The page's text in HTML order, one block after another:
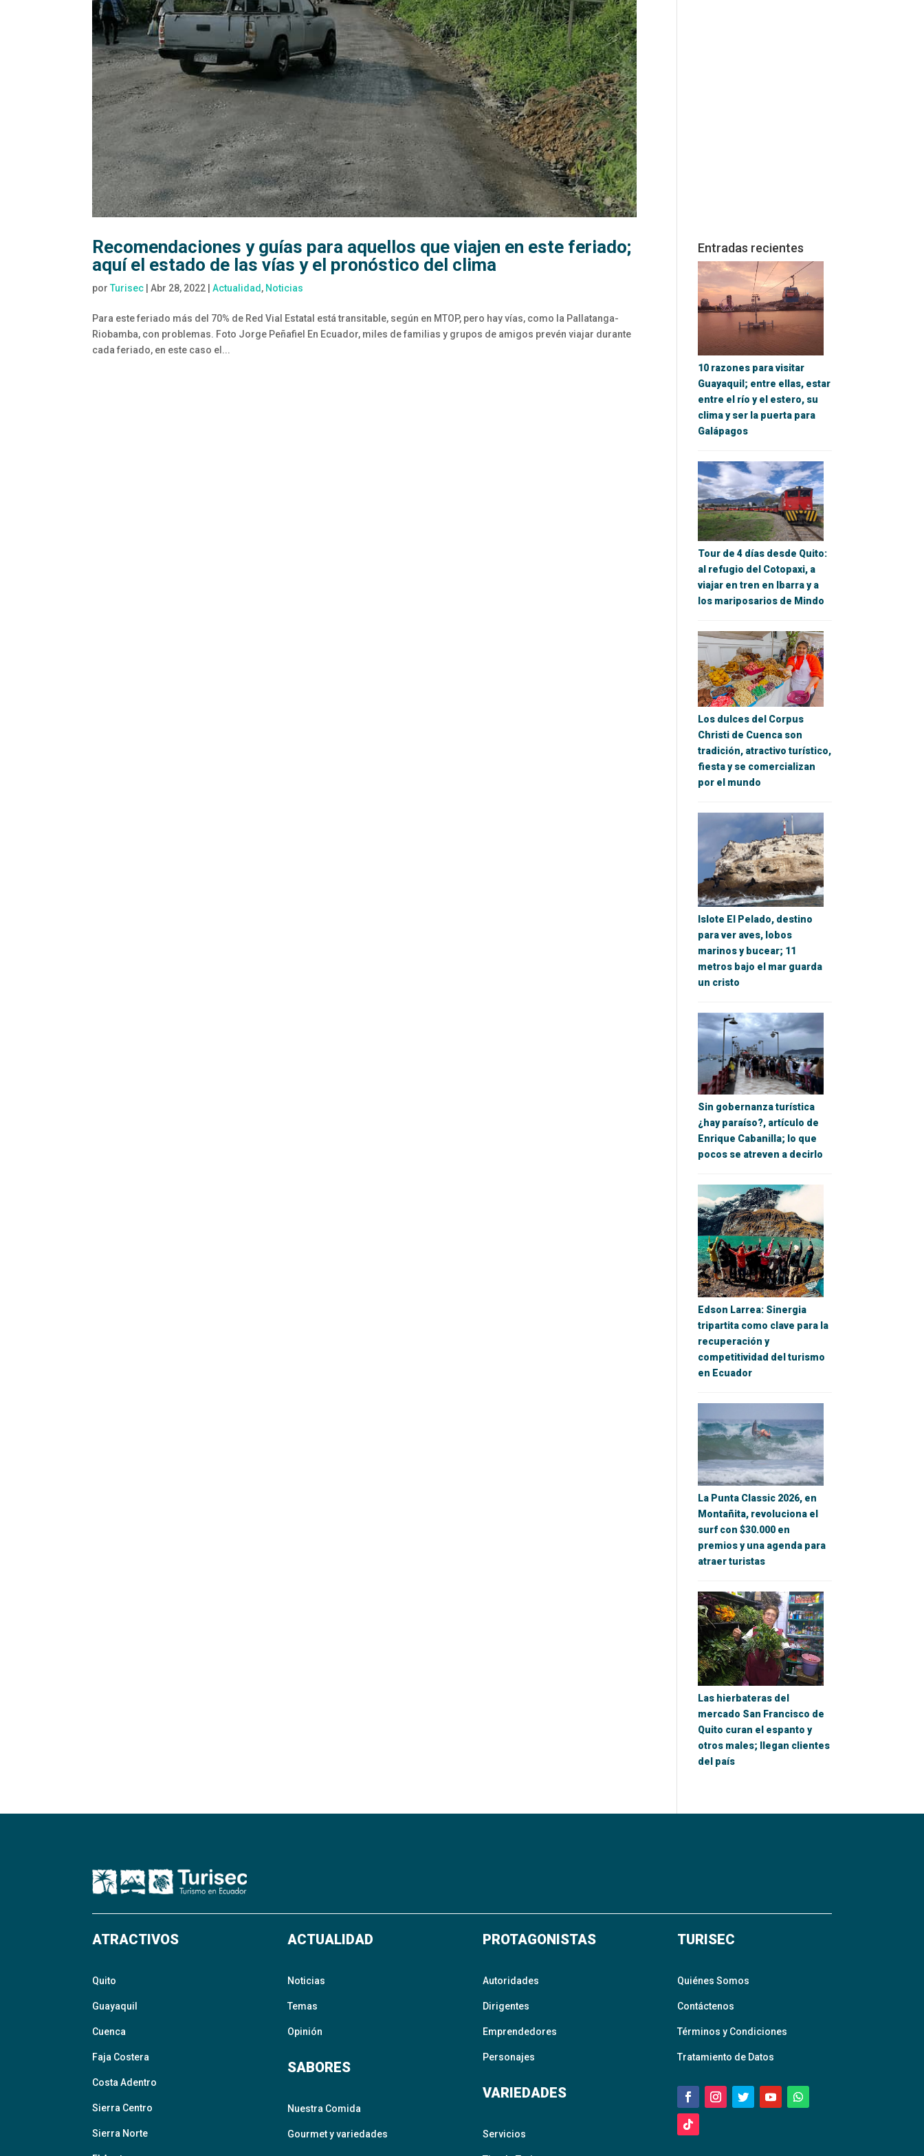
Recomendaciones y guías para aquellos que viajen en este feriado;
aquí el estado de las vías y el pronóstico del clima
porTurisec |Abr 28, 2022 |Actualidad, Noticias
Para este feriado más del 70% de Red Vial Estatal está transitable, según en MTOP, pero hay vías, como la Pallatanga-
Riobamba, con problemas. Foto Jorge Peñafiel En Ecuador, miles de familias y grupos de amigos prevén viajar durante
cada feriado, en este caso el...
Entradas recientes
10 razones para visitar
Guayaquil; entre ellas, estar
entre el río y el estero, su
clima y ser la puerta para
Galápagos
Tour de 4 días desde Quito:
al refugio del Cotopaxi, a
viajar en tren en Ibarra y a
los mariposarios de Mindo
Los dulces del Corpus
Christi de Cuenca son
tradición, atractivo turístico,
fiesta y se comercializan
por el mundo
Islote El Pelado, destino
para ver aves, lobos
marinos y bucear; 11
metros bajo el mar guarda
un cristo
Sin gobernanza turística
¿hay paraíso?, artículo de
Enrique Cabanilla; lo que
pocos se atreven a decirlo
Edson Larrea: Sinergia
tripartita como clave para la
recuperación y
competitividad del turismo
en Ecuador
La Punta Classic 2026, en
Montañita, revoluciona el
surf con $30.000 en
premios y una agenda para
atraer turistas
Las hierbateras del
mercado San Francisco de
Quito curan el espanto y
otros males; llegan clientes
del país
ATRACTIVOS
Quito
Guayaquil
Cuenca
Faja Costera
Costa Adentro
Sierra Centro
Sierra Norte
ACTUALIDAD
Noticias
Temas
Opinión
SABORES
Nuestra Comida
Gourmet y variedades
PROTAGONISTAS
Autoridades
Dirigentes
Emprendedores
Personajes
VARIEDADES
Servicios
TURISEC
Quiénes Somos
Contáctenos
Términos y Condiciones
Tratamiento de Datos